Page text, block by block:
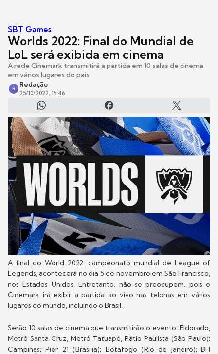
SBT Games
Worlds 2022: Final do Mundial de
LoL será exibida em cinema
A rede Cinemark transmitirá a partida em 10 salas de cinema
em vários lugares do país
R
Redação
25/10/2022, 15:46
A final do World 2022, campeonato mundial de League of
Legends, acontecerá no dia 5 de novembro em São Francisco,
nos Estados Unidos. Entretanto, não se preocupem, pois o
Cinemark irá exibir a partida ao vivo nas telonas em vários
lugares do mundo, incluindo o Brasil.
Serão 10 salas de cinema que transmitirão o evento: Eldorado,
Metrô Santa Cruz, Metrô Tatuapé, Pátio Paulista (São Paulo);
Campinas; Pier 21 (Brasília); Botafogo (Rio de Janeiro); BH